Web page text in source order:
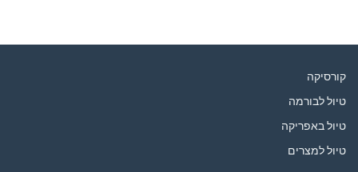
קורסיקה
טיול לבורמה
טיול באפריקה
טיול למצרים